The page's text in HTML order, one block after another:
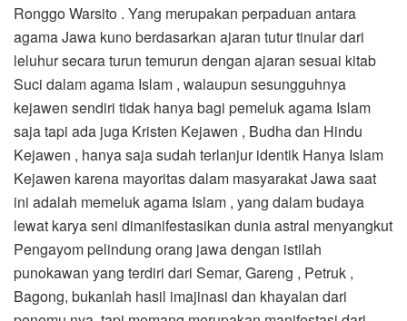
Ronggo Warsito . Yang merupakan perpaduan antara
agama Jawa kuno berdasarkan ajaran tutur tinular dari
leluhur secara turun temurun dengan ajaran sesuai kitab
Suci dalam agama Islam , walaupun sesungguhnya
kejawen sendiri tidak hanya bagi pemeluk agama Islam
saja tapi ada juga Kristen Kejawen , Budha dan Hindu
Kejawen , hanya saja sudah terlanjur identik Hanya Islam
Kejawen karena mayoritas dalam masyarakat Jawa saat
ini adalah memeluk agama Islam , yang dalam budaya
lewat karya seni dimanifestasikan dunia astral menyangkut
Pengayom pelindung orang jawa dengan istilah
punokawan yang terdiri dari Semar, Gareng , Petruk ,
Bagong, bukanlah hasil imajinasi dan khayalan dari